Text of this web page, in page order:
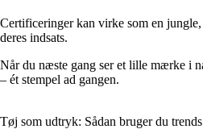
Certificeringer kan virke som en
deres indsats.
Når du næste gang ser et lille mærke i
– ét stempel ad gangen.
Tøj som udtryk: Sådan bruger du